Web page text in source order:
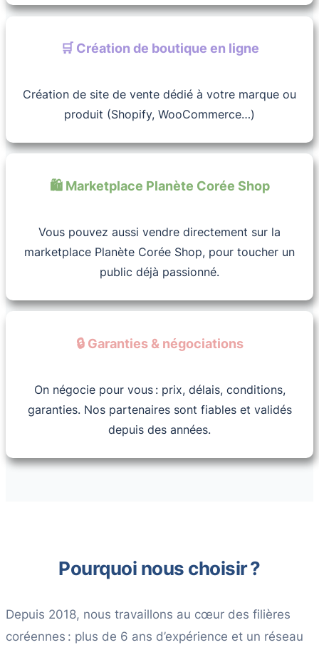
🛒 Création de boutique en ligne
Création de site de vente dédié à votre marque ou
produit (Shopify, WooCommerce…)
🛍️ Marketplace Planète Corée Shop
Vous pouvez aussi vendre directement sur la
marketplace Planète Corée Shop, pour toucher un
public déjà passionné.
🔒 Garanties & négociations
On négocie pour vous : prix, délais, conditions,
garanties. Nos partenaires sont fiables et validés
depuis des années.
Pourquoi nous choisir ?
Depuis 2018, nous travaillons au cœur des filières
coréennes : plus de 6 ans d’expérience et un réseau